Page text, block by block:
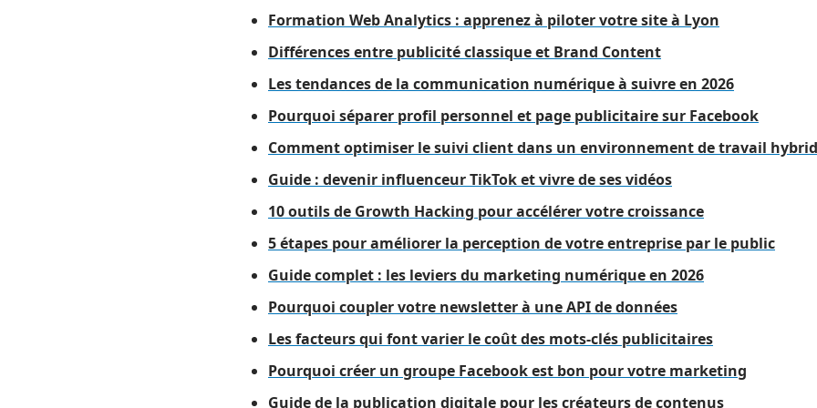
Formation Web Analytics : apprenez à piloter votre site à Lyon
Différences entre publicité classique et Brand Content
Les tendances de la communication numérique à suivre en 2026
Pourquoi séparer profil personnel et page publicitaire sur Facebook
Comment optimiser le suivi client dans un environnement de travail
Guide : devenir influenceur TikTok et vivre de ses vidéos
10 outils de Growth Hacking pour accélérer votre croissance
5 étapes pour améliorer la perception de votre entreprise par le public
Guide complet : les leviers du marketing numérique en 2026
Pourquoi coupler votre newsletter à une API de données
Les facteurs qui font varier le coût des mots-clés publicitaires
Pourquoi créer un groupe Facebook est bon pour votre marketing
Guide de la publication digitale pour les créateurs de contenus